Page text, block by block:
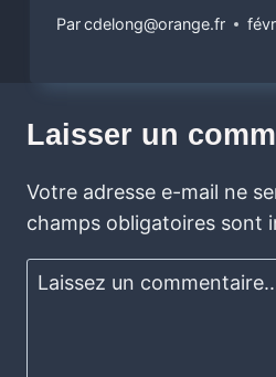
Parcdelong@orange.fr
Laisser un
Votre adresse e-mail ne
champs obligatoires sont